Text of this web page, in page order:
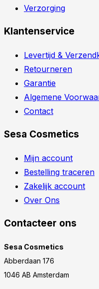
Verzorging
Klantenservice
Levertijd &
Retourneren
Garantie
Algemene
Contact
Sesa Cosmetics
Mijn account
Bestelling traceren
Zakelijk account
Over Ons
Contacteer ons
Sesa Cosmetics
Abberdaan 176
1046 AB Amsterdam